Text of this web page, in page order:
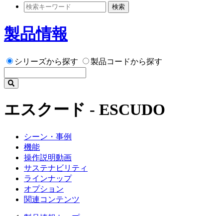
検索
製品情報
シリーズから探す 製品コードから探す
エスクード - ESCUDO
シーン・事例
機能
操作説明動画
サステナビリティ
ラインナップ
オプション
関連コンテンツ